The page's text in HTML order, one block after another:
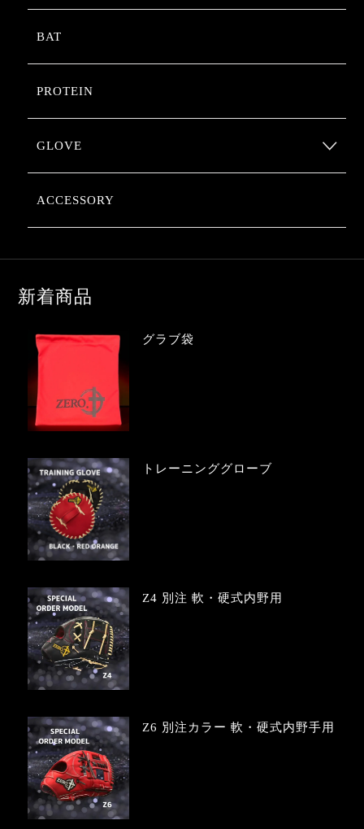
BAT
PROTEIN
GLOVE
ACCESSORY
新着商品
グラブ袋
トレーニンググローブ
Z4 別注 軟・硬式内野用
Z6 別注カラー 軟・硬式内野手用